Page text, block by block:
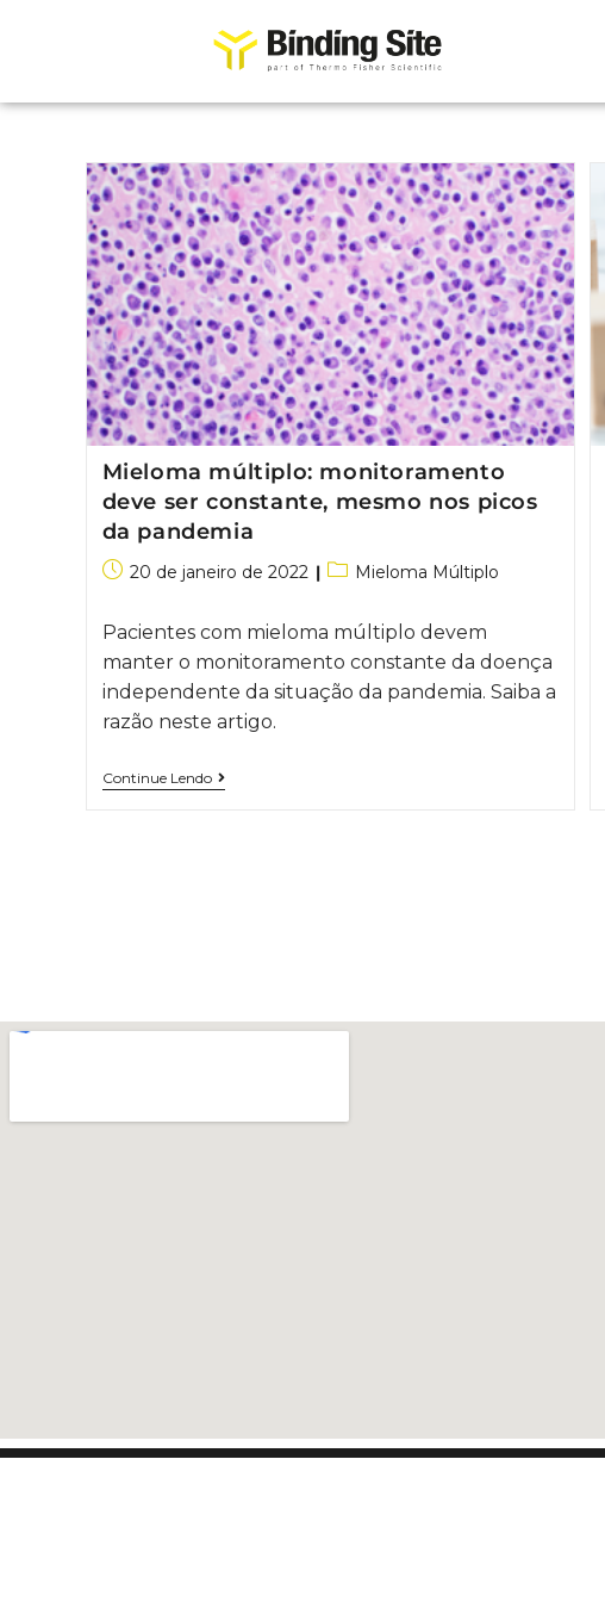
Mieloma múltiplo: monitoramento
deve ser constante, mesmo nos picos
da pandemia
20 de janeiro de 2022 Mieloma Múltiplo
Pacientes com mieloma múltiplo devem
manter o monitoramento constante da doença
independente da situação da pandemia. Saiba a
razão neste artigo.
Continue Lendo